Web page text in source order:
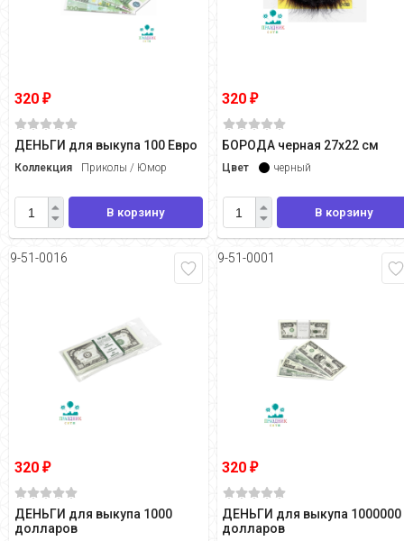
320 ₽
ДЕНЬГИ для выкупа 100 Евро
Коллекция Приколы / Юмор
В корзину
320₽
БОРОДА черная 27х22 см
Цвет черный
В корзину
9-51-0016
320 ₽
ДЕНЬГИ для выкупа 1000
долларов
9-51-0001
320₽
ДЕНЬГИ для выкупа 1000000
долларов